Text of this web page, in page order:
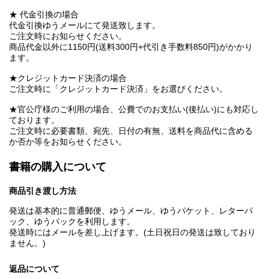
★ 代金引換の場合
代金引換ゆうメールにて発送致します。
ご注文時にお知らせください。
商品代金以外に1150円(送料300円+代引き手数料850円)がかかり
ます。
★クレジットカード決済の場合
ご注文時に「クレジットカード決済」をお選びください。
★官公庁様のご利用の場合、公費でのお支払い(後払い)にも対応し
ております。
ご注文時に必要書類、宛先、日付の有無、送料を商品代に含める
か否か等をお知らせください。
書籍の購入について
商品引き渡し方法
発送は基本的に普通郵便、ゆうメール、ゆうパケット、レターパ
ック、ゆうパックを利用します。
発送時にはメールを差し上げます。(土日祝日の発送は致しており
ません。)
返品について